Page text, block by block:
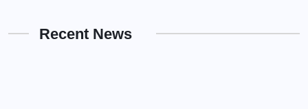
Recent News